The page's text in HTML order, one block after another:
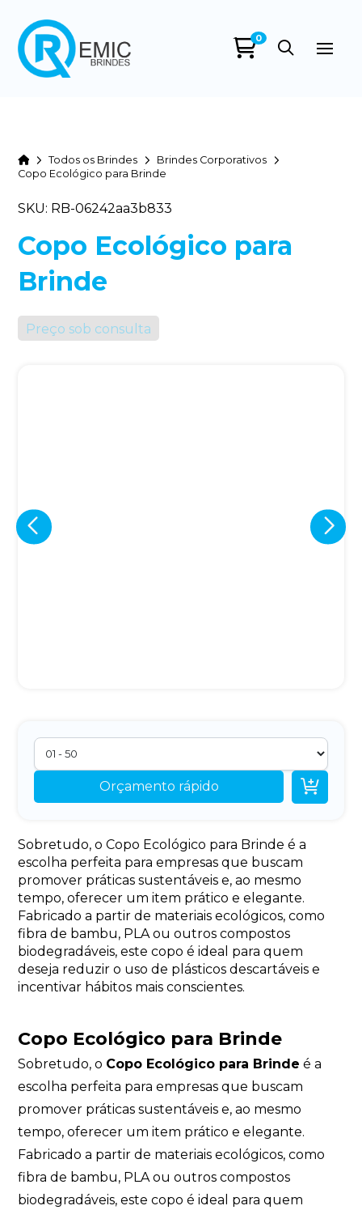
0
HomeTodos os Brindes
Brindes Corporativos
Copo Ecológico para Brinde
SKU: RB-06242aa3b833
Copo Ecológico para
Brinde
Preço sob consulta
Orçamento rápido 
Sobretudo, o Copo Ecológico para Brinde é a
escolha perfeita para empresas que buscam
promover práticas sustentáveis e, ao mesmo
tempo, oferecer um item prático e elegante.
Fabricado a partir de materiais ecológicos, como
fibra de bambu, PLA ou outros compostos
biodegradáveis, este copo é ideal para quem
deseja reduzir o uso de plásticos descartáveis e
incentivar hábitos mais conscientes.
Copo Ecológico para Brinde
Sobretudo, o Copo Ecológico para Brinde é a
escolha perfeita para empresas que buscam
promover práticas sustentáveis e, ao mesmo
tempo, oferecer um item prático e elegante.
Fabricado a partir de materiais ecológicos, como
fibra de bambu, PLA ou outros compostos
biodegradáveis, este copo é ideal para quem